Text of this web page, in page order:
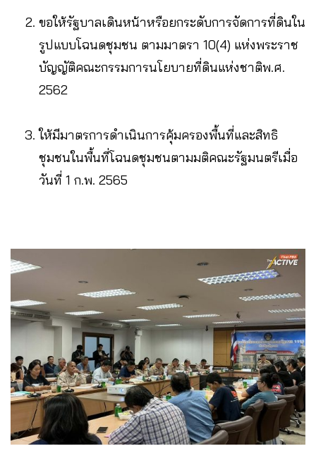
ขอให้รัฐบาลเดินหน้าหรือยกระดับการจัดการที่ดินใน
รูปแบบโฉนดชุมชน ตามมาตรา 10(4) แห่งพระราช
บัญญัติคณะกรรมการนโยบายที่ดินแห่งชาติพ.ศ.
2562
ให้มีมาตรการดำเนินการคุ้มครองพื้นที่และสิทธิ
ชุมชนในพื้นที่โฉนดชุมชนตามมติคณะรัฐมนตรีเมื่อ
วันที่ 1 ก.พ. 2565